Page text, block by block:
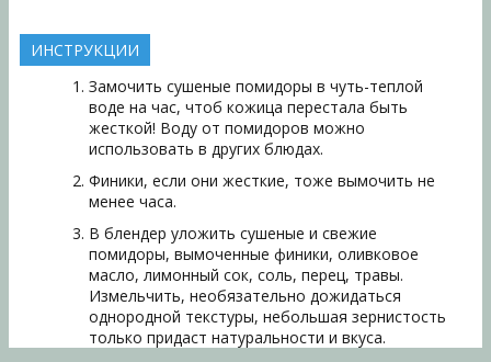
ИНСТРУКЦИИ
Замочить сушеные помидоры в чуть-теплой
воде на час, чтоб кожица перестала быть
жесткой! Воду от помидоров можно
использовать в других блюдах.
Финики, если они жесткие, тоже вымочить не
менее часа.
В блендер уложить сушеные и свежие
помидоры, вымоченные финики, оливковое
масло, лимонный сок, соль, перец, травы.
Измельчить, необязательно дожидаться
однородной текстуры, небольшая зернистость
только придаст натуральности и вкуса.